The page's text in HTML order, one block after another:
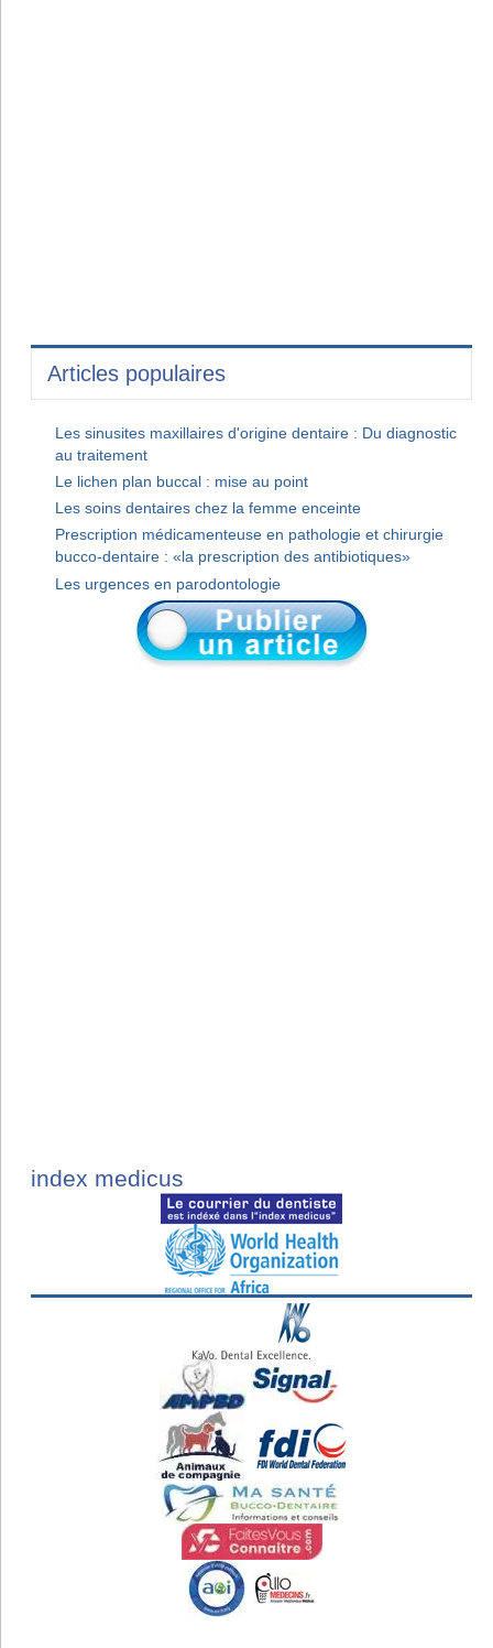
Articles populaires
Les sinusites maxillaires d'origine dentaire : Du diagnostic
au traitement
Le lichen plan buccal : mise au point
Les soins dentaires chez la femme enceinte
Prescription médicamenteuse en pathologie et chirurgie
bucco-dentaire : «la prescription des antibiotiques»
Les urgences en parodontologie
index medicus